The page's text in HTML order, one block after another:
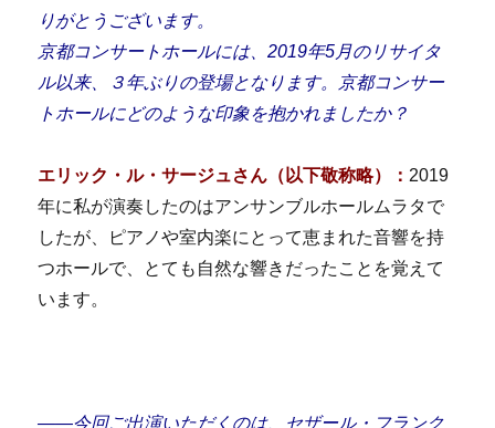
りがとうございます。
京都コンサートホールには、2019年5月のリサイタ
ル以来、３年ぶりの登場となります。京都コンサー
トホールにどのような印象を抱かれましたか？
エリック・ル・サージュさん（以下敬称略）： 2019
年に私が演奏したのはアンサンブルホールムラタで
したが、ピアノや室内楽にとって恵まれた音響を持
つホールで、とても自然な響きだったことを覚えて
います。
――今回ご出演いただくのは、セザール・フランク